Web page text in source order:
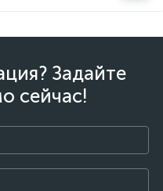
Задайте
сейчас!